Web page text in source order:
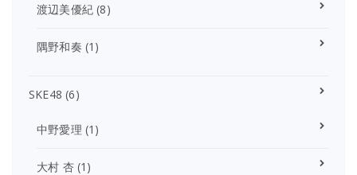
渡辺美優紀 (8)
隅野和奏 (1)
SKE48 (6)
中野愛理 (1)
大村 杏(1)